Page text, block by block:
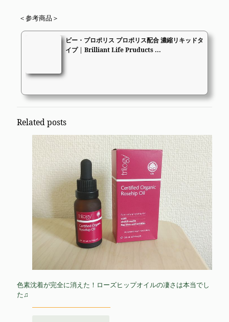
＜参考商品＞
ビー・プロポリス プロポリス配合 濃縮リキッドタ
イプ | Brilliant Life Pruducts ...
Related posts
色素沈着が完全に消えた！ローズヒップオイルの凄さは本当でし
た♫